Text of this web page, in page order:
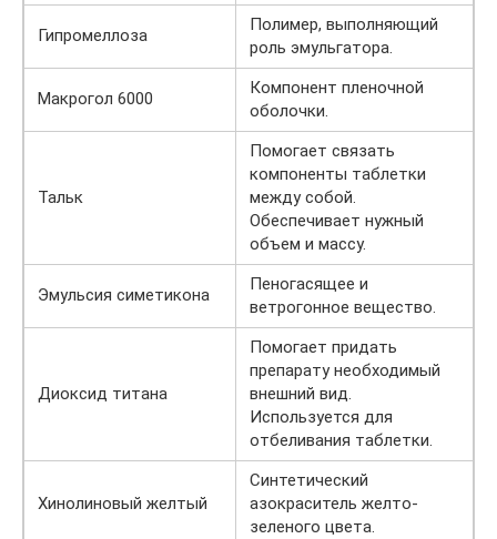
Гипромеллоза
Полимер, выполняющий
роль эмульгатора.
Макрогол 6000
Компонент пленочной
оболочки.
Тальк
Помогает связать
компоненты таблетки
между собой.
Обеспечивает нужный
объем и массу.
Эмульсия симетикона
Пеногасящее и
ветрогонное вещество.
Диоксид титана
Помогает придать
препарату необходимый
внешний вид.
Используется для
отбеливания таблетки.
Хинолиновый желтый
Синтетический
азокраситель желто-
зеленого цвета.